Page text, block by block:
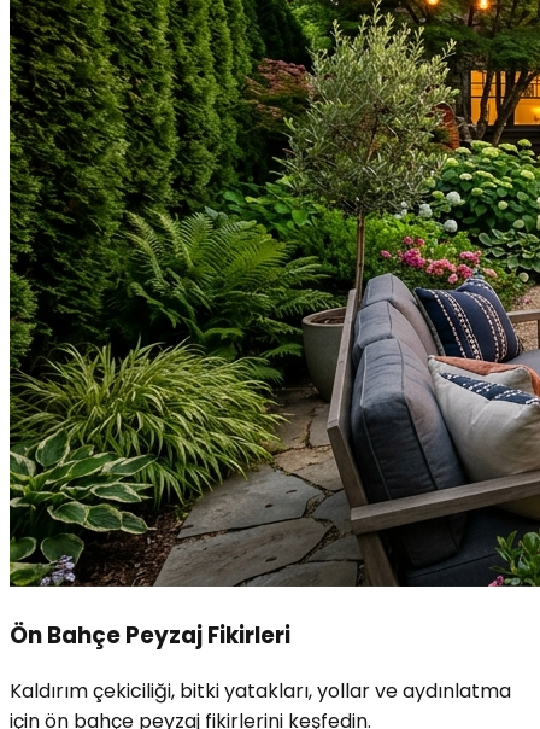
Ön Bahçe Peyzaj Fikirleri
Kaldırım çekiciliği, bitki yatakları, yollar ve aydınlatma
için ön bahçe peyzaj fikirlerini keşfedin.